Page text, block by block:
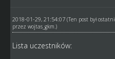
2018-01-29, 21:54:07 (Ten post był
przez wojtas_gkm .)
Lista uczestników: